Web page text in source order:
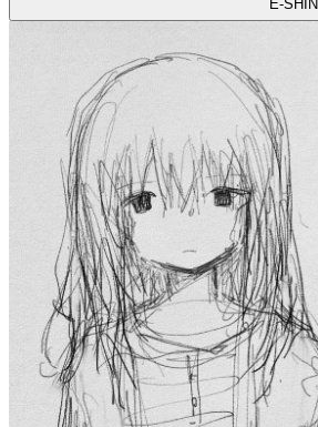
E-SHIN